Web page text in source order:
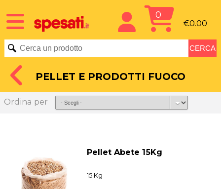
0
€0.00
PELLET E PRODOTTI FUOCO
Ordina per
Pellet Abete 15Kg
15 Kg